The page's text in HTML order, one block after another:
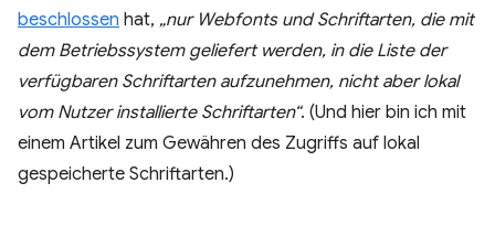
beschlossen hat, „nur Webfonts und Schriftarten, die mit
dem Betriebssystem geliefert werden, in die Liste der
verfügbaren Schriftarten aufzunehmen, nicht aber lokal
vom Nutzer installierte Schriftarten“. (Und hier bin ich mit
einem Artikel zum Gewähren des Zugriffs auf lokal
gespeicherte Schriftarten.)